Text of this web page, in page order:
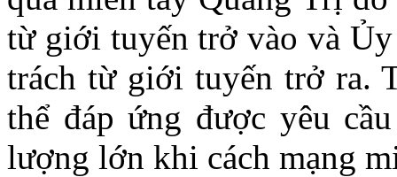
từ giới tuyến trở vào và
trách từ giới tuyến trở ra.
thể đáp ứng được yêu
lượng lớn khi cách mạng